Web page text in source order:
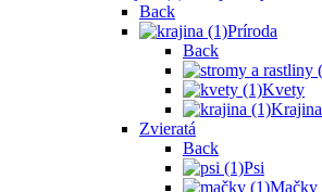
Back
Príroda
Back
Kvety
Krajina
Zvieratá
Back
Psi
Mačky